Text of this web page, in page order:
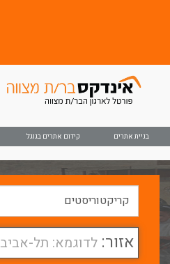
בניית אתרים קידום אתרים בגוגל
אזור: לדוגמא: תל-אביב